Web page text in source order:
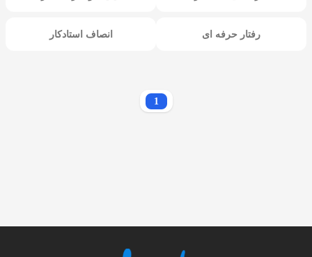
رفتار حرفه ای انصاف استادکار
1